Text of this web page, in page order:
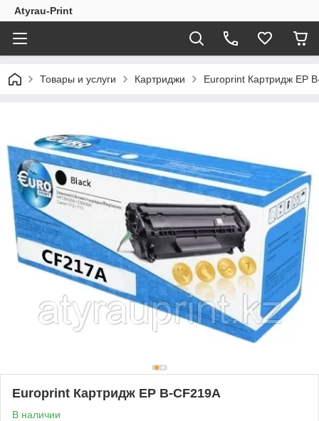
Atyrau-Print
Товары и услуги Картриджи Europrint Картридж EP
Europrint Картридж EP B-CF219A
В наличии